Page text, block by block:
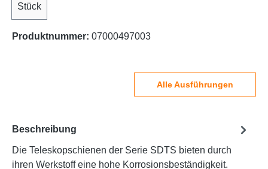
Stück
Produktnummer: 07000497003
Alle Ausführungen
Beschreibung
Die Teleskopschienen der Serie SDTS bieten durch
ihren Werkstoff eine hohe Korrosionsbeständigkeit.